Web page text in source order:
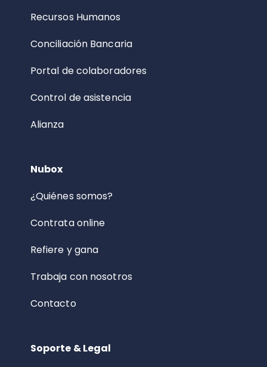
Recursos Humanos
Conciliación Bancaria
Portal de colaboradores
Control de asistencia
Alianza
Nubox
¿Quiénes somos?
Contrata online
Refiere y gana
Trabaja con nosotros
Contacto
Soporte & Legal